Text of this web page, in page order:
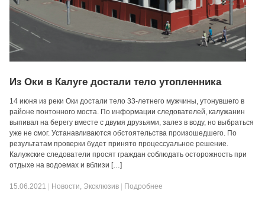
Из Оки в Калуге достали тело утопленника
14 июня из реки Оки достали тело 33-летнего мужчины, утонувшего в
районе понтонного моста. По информации следователей, калужанин
выпивал на берегу вместе с двумя друзьями, залез в воду, но выбраться
уже не смог. Устанавливаются обстоятельства произошедшего. По
результатам проверки будет принято процессуальное решение.
Калужские следователи просят граждан соблюдать осторожность при
отдыхе на водоемах и вблизи […]
15.06.2021 Новости, Эксклюзив Подробнее